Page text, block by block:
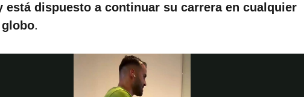
está dispuesto a continuar su carrera en cualquier
.